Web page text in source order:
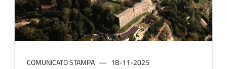
COMUNICATO STAMPA 18-11-2025